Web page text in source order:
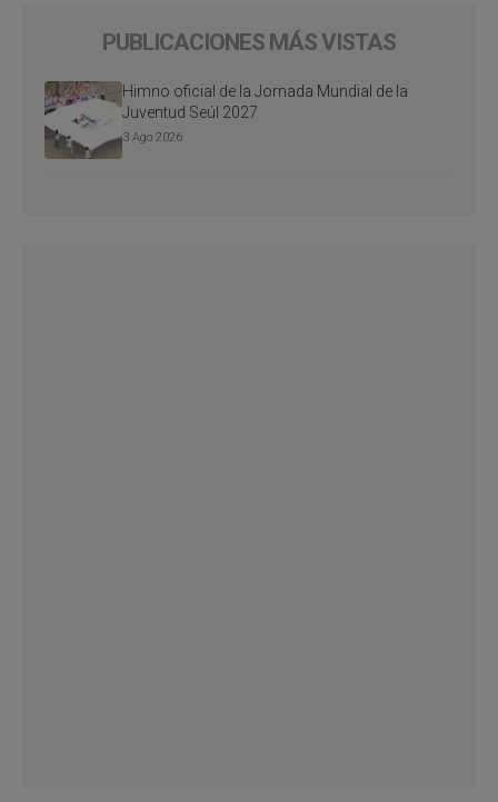
PUBLICACIONES MÁS VISTAS
Himno oficial de la Jornada Mundial de la
Juventud Seúl 2027
3 Ago 2026